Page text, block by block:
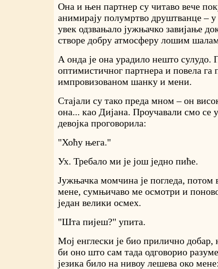
Она и њен партнер су читаво вече
анимирају полумртво друштванце – у
увек одзвањало јужњачко завијање
створе добру атмосферу лошим
А онда је она урадило нешто сулудо.
оптимистичног партнера и повела га
импровизованом шанку и мени.
Стајали су тако преда мном – он
она... као Дијана. Проучавали смо се
девојка проговорила:
"Хоћу њега."
Ух. Требало ми је још једно пиће.
Јужњачка момчина је погледа, потом
мене, сумњичаво ме осмотри и
један велики осмех.
"Шта пијеш?" упита.
Мој енглески је био прилично добар,
би оно што сам тада одговорио
језика било на нивоу лешева око